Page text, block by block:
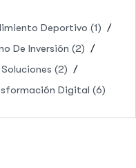
Deportivo (1)
De Inversión (2)
Soluciones (2)
Digital (6)